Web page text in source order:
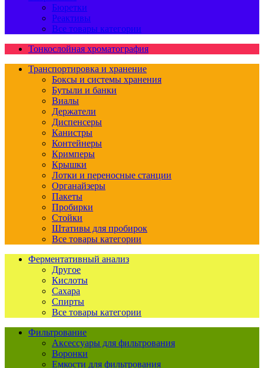
Бюретки
Реактивы
Все товары категории
Тонкослойная хроматография
Транспортировка и хранение
Боксы и системы хранения
Бутыли и банки
Виалы
Держатели
Диспенсеры
Канистры
Контейнеры
Кримперы
Крышки
Лотки и переносные станции
Органайзеры
Пакеты
Пробирки
Стойки
Штативы для пробирок
Все товары категории
Ферментативный анализ
Другое
Кислоты
Сахара
Спирты
Все товары категории
Фильтрование
Аксессуары для фильтрования
Воронки
Емкости для фильтрования